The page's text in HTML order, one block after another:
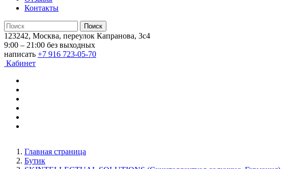
Контакты
123242, Москва, переулок Капранова, 3с4
9:00 – 21:00 без выходных
написать +7 916 723-05-70
Кабинет
Главная страница
Бутик